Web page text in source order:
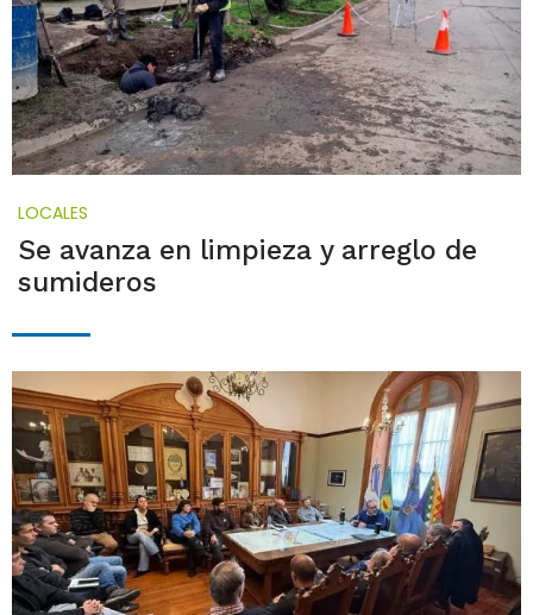
LOCALES
Se avanza en limpieza y arreglo de
sumideros